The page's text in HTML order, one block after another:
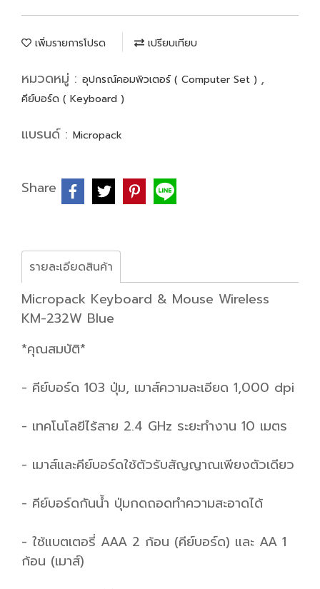
เพิ่มรายการโปรด เปรียบเทียบ
หมวดหมู่ : อุปกรณ์คอมพิวเตอร์ ( Computer Set ) ,
คีย์บอร์ด ( Keyboard )
แบรนด์ : Micropack
Share
รายละเอียดสินค้า
Micropack Keyboard & Mouse Wireless
KM-232W Blue
*คุณสมบัติ*
- คีย์บอร์ด 103 ปุ่ม, เมาส์ความละเอียด 1,000 dpi
- เทคโนโลยีไร้สาย 2.4 GHz ระยะทำงาน 10 เมตร
- เมาส์และคีย์บอร์ดใช้ตัวรับสัญญาณเพียงตัวเดียว
- คีย์บอร์ดกันน้ำ ปุ่มกดถอดทำความสะอาดได้
- ใช้แบตเตอรี่ AAA 2 ก้อน (คีย์บอร์ด) และ AA 1
ก้อน (เมาส์)